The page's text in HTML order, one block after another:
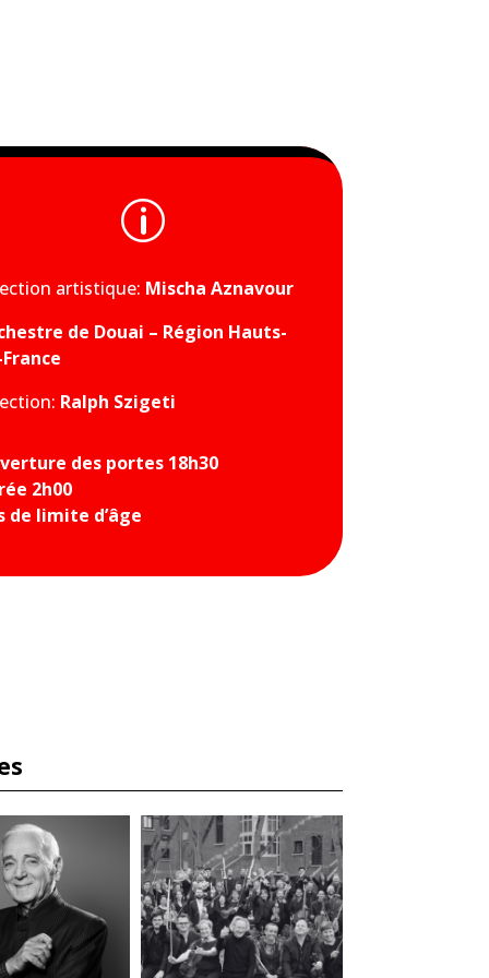
p
artistique: Mischa Aznavour
de Douai – Région Hauts-
Ralph Szigeti
des portes 18h30
2h00
de limite d’âge